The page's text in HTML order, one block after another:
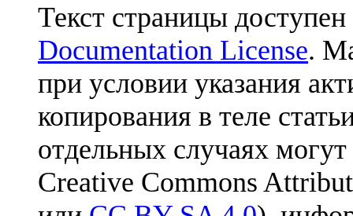
Текст страницы
Documentation License.
при условии указания
копирования в теле
отдельных случаях
Creative Commons